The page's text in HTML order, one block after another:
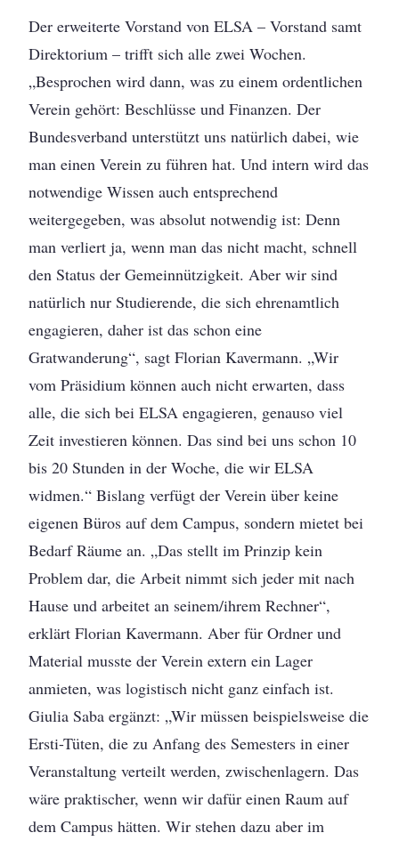
Der erweiterte Vorstand von ELSA – Vorstand samt
Direktorium – trifft sich alle zwei Wochen.
„Besprochen wird dann, was zu einem ordentlichen
Verein gehört: Beschlüsse und Finanzen. Der
Bundesverband unterstützt uns natürlich dabei, wie
man einen Verein zu führen hat. Und intern wird das
notwendige Wissen auch entsprechend
weitergegeben, was absolut notwendig ist: Denn
man verliert ja, wenn man das nicht macht, schnell
den Status der Gemeinnützigkeit. Aber wir sind
natürlich nur Studierende, die sich ehrenamtlich
engagieren, daher ist das schon eine
Gratwanderung“, sagt Florian Kavermann. „Wir
vom Präsidium können auch nicht erwarten, dass
alle, die sich bei ELSA engagieren, genauso viel
Zeit investieren können. Das sind bei uns schon 10
bis 20 Stunden in der Woche, die wir ELSA
widmen.“ Bislang verfügt der Verein über keine
eigenen Büros auf dem Campus, sondern mietet bei
Bedarf Räume an. „Das stellt im Prinzip kein
Problem dar, die Arbeit nimmt sich jeder mit nach
Hause und arbeitet an seinem/ihrem Rechner“,
erklärt Florian Kavermann. Aber für Ordner und
Material musste der Verein extern ein Lager
anmieten, was logistisch nicht ganz einfach ist.
Giulia Saba ergänzt: „Wir müssen beispielsweise die
Ersti-Tüten, die zu Anfang des Semesters in einer
Veranstaltung verteilt werden, zwischenlagern. Das
wäre praktischer, wenn wir dafür einen Raum auf
dem Campus hätten. Wir stehen dazu aber im